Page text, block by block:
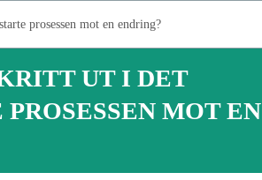
prosessen mot en endring?
UT I DET
MOT EN